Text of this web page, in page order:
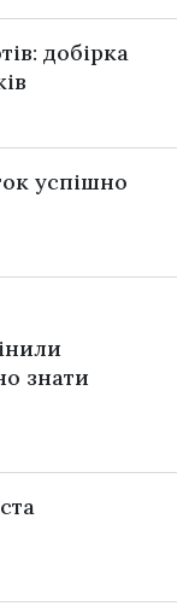
добірка
успішно
знати